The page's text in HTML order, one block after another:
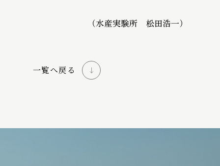
（水産実験所 松田浩一）
一覧へ戻る